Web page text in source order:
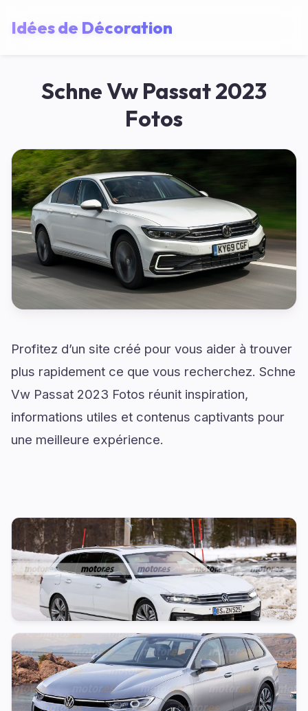
Idées de Décoration
Schne Vw Passat 2023
Fotos
Profitez d’un site créé pour vous aider à trouver
plus rapidement ce que vous recherchez. Schne
Vw Passat 2023 Fotos réunit inspiration,
informations utiles et contenus captivants pour
une meilleure expérience.